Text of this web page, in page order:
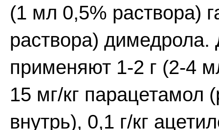
(1 мл 0,5% раствора)
раствора) димедрола.
применяют 1-2 г (2-4
15 мг/кг парацетамол
внутрь), 0,1 г/кг